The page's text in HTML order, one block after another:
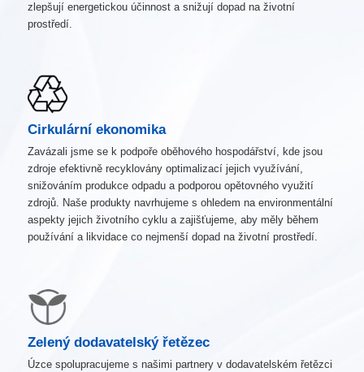
zlepšují energetickou účinnost a snižují dopad na životní
prostředí.
Cirkulární ekonomika
Zavázali jsme se k podpoře oběhového hospodářství, kde jsou
zdroje efektivně recyklovány optimalizací jejich využívání,
snižováním produkce odpadu a podporou opětovného využití
zdrojů. Naše produkty navrhujeme s ohledem na environmentální
aspekty jejich životního cyklu a zajišťujeme, aby měly během
používání a likvidace co nejmenší dopad na životní prostředí.
Zelený dodavatelský řetězec
Úzce spolupracujeme s našimi partnery v dodavatelském řetězci